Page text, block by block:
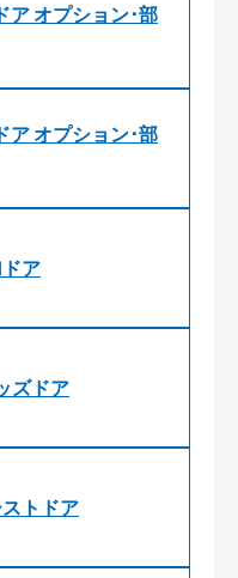
オプション･部
オプション･部
ア
ズドア
トドア